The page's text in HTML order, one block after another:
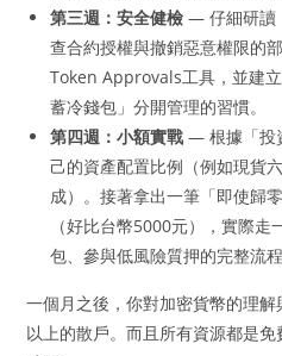
第三週：安全健檢 — 仔細研讀
查合約授權與撤銷惡意權限的
Token Approvals工具，並建
蓄冷錢包」分開管理的習慣。
第四週：小額實戰 — 根據「投
己的資產配置比例（例如現貨
成）。接著拿出一筆「即使歸
（好比台幣5000元），實際
包、參與低風險質押的完整流程
一個月之後，你對加密貨幣的理
以上的散戶。而且所有資源都是